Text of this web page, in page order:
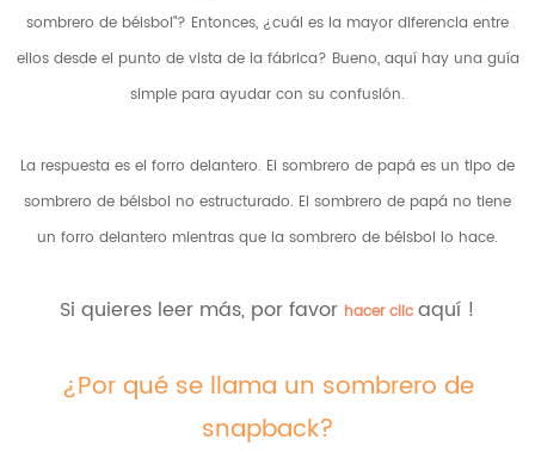
sombrero de béisbol"? Entonces, ¿cuál es la mayor diferencia entre
ellos desde el punto de vista de la fábrica? Bueno, aquí hay una guía
simple para ayudar con su confusión.
La respuesta es el forro delantero. El sombrero de papá es un tipo de
sombrero de béisbol no estructurado. El sombrero de papá no tiene
un forro delantero mientras que la sombrero de béisbol lo hace.
Si quieres leer más, por favor hacer clic aquí !
¿Por qué se llama un sombrero de
snapback?